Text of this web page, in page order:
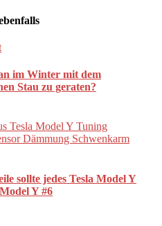
im Winter mit dem
Stau zu geraten?
sollte jedes Tesla Model Y
Y #6